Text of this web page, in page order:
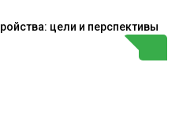
цели и перспективы